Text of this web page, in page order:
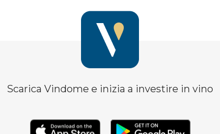
Scarica Vindome e inizia a investire in vino